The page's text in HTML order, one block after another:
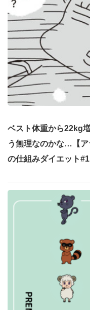
ベスト体重から22kg
う無理なのかな…【
の仕組みダイエット#1